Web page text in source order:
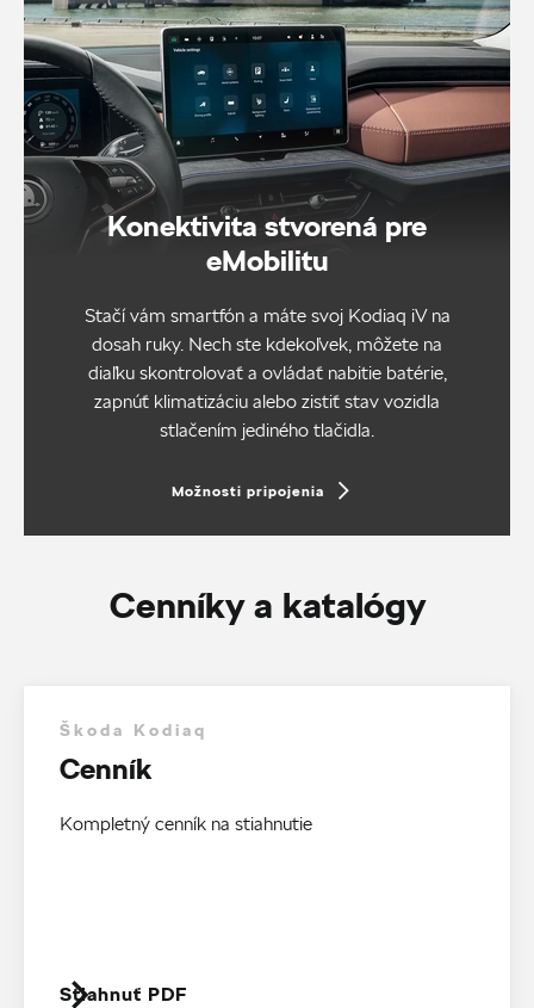
Konektivita stvorená pre
eMobilitu
Stačí vám smartfón a máte svoj Kodiaq iV na
dosah ruky. Nech ste kdekoľvek, môžete na
diaľku skontrolovať a ovládať nabitie batérie,
zapnúť klimatizáciu alebo zistiť stav vozidla
stlačením jediného tlačidla.
Možnosti pripojenia
Cenníky a katalógy
Škoda Kodiaq
Cenník
Kompletný cenník na stiahnutie
Stiahnuť PDF